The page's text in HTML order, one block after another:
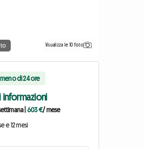
Visualizza le 10 foto
di 24 ore
informazioni
603 €/ mese
e 12 mesi